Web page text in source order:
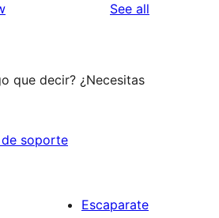
See all
que decir? ¿Necesitas
soporte
Escaparate